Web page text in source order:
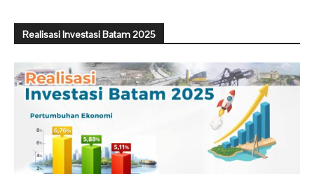
Realisasi Investasi Batam 2025